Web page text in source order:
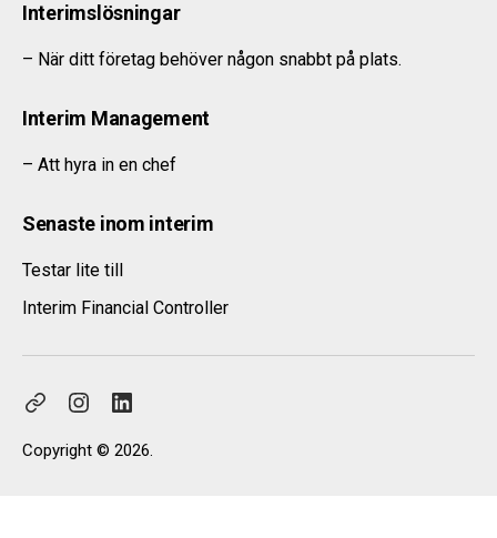
Interimslösningar
– När ditt företag behöver någon snabbt på plats.
Interim Management
– Att hyra in en chef
Senaste inom interim
Testar lite till
Interim Financial Controller
Copyright © 2026.
Interimschef
InstagramLinkedIn